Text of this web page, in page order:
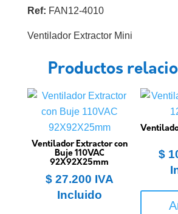
Ref: FAN12-4010
Ventilador Extractor Mini
Productos
Ventilador Extractor con
Buje 110VAC
92X92X25mm
$27.200 IVA
Incluido
$